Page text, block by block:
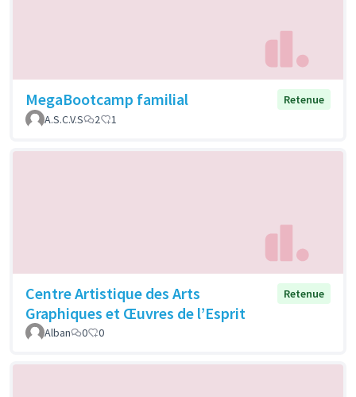
MegaBootcamp familial
Retenue
A.S.C.V.S
2 1
Centre Artistique des Arts
Graphiques et Œuvres de l’Esprit
Retenue
Alban 0 0